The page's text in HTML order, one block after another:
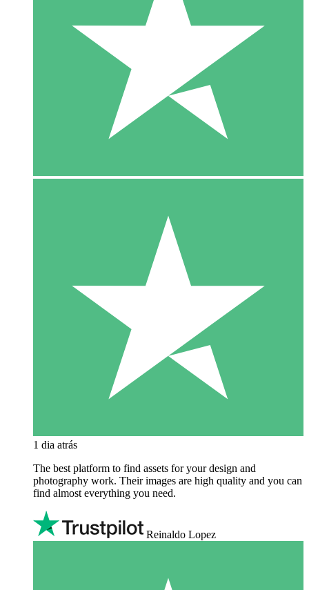
1 dia atrás
The best platform to find assets for your design and
photography work. Their images are high quality and you can
find almost everything you need.
Reinaldo Lopez